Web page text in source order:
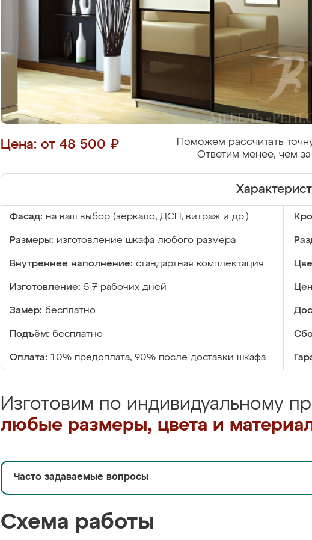
Цена: от 48 500 ₽
Поможем рассчитать
Ответим менее, чем
Фасад: на ваш выбор (зеркало, ДСП, витраж и др.)
Размеры: изготовление шкафа любого размера
Внутреннее наполнение: стандартная комплектация
Изготовление: 5-7 рабочих дней
Замер: бесплатно
Подъём: бесплатно
Оплата: 10% предоплата, 90% после доставки шкафа
Изготовим по индивидуальному
любые размеры, цвета и
Часто задаваемые вопросы
Схема работы